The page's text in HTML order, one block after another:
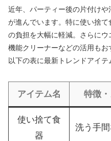
近年、パーティー後の片付け
が進んでいます。特に使い捨
の負担を大幅に軽減。さらに
機能クリーナーなどの活用もお
以下の表に最新トレンドアイテ
アイテム名 特徴
使い捨て食
器
洗う手